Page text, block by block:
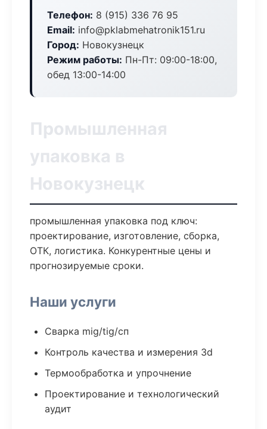
Телефон: 8 (915) 336 76 95
Email: info@pklabmehatronik151.ru
Город: Новокузнецк
Режим работы: Пн-Пт: 09:00-18:00,
обед 13:00-14:00
Промышленная
упаковка в
Новокузнецк
промышленная упаковка под ключ:
проектирование, изготовление, сборка,
ОТК, логистика. Конкурентные цены и
прогнозируемые сроки.
Наши услуги
Сварка mig/tig/сп
Контроль качества и измерения 3d
Термообработка и упрочнение
Проектирование и технологический
аудит